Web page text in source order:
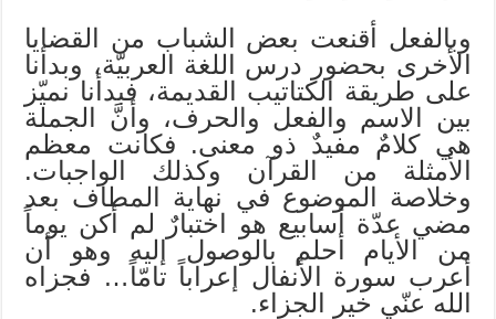
وبالفعل أقنعت بعض الشباب من القضايا
الأخرى بحضور درس اللغة العربيّة، وبدأنا
على طريقة الكتاتيب القديمة، فبدأنا نميّز
بين الاسم والفعل والحرف، وأنَّ الجملة
هي كلامٌ مفيدٌ ذو معنى. فكانت معظم
الأمثلة من القرآن وكذلك الواجبات.
وخلاصة الموضوع في نهاية المطاف بعد
مضي عدّة أسابيع هو اختبارٌ لم أكن يوماً
من الأيام أحلم بالوصول إليه وهو أن
أعرب سورة الأنفال إعراباً تامّاً… فجزاه
الله عنّي خير الجزاء.